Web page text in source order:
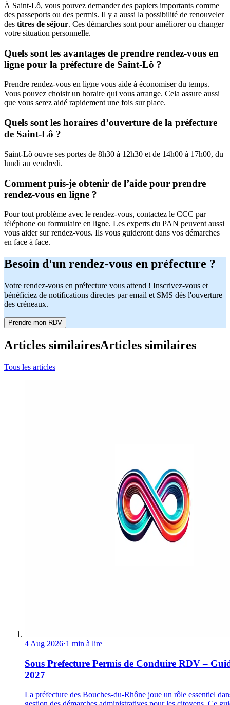
À Saint-Lô, vous pouvez demander des papiers importants comme
des passeports ou des permis. Il y a aussi la possibilité de renouveler
des titres de séjour. Ces démarches sont pour améliorer ou changer
votre situation personnelle.
Quels sont les avantages de prendre rendez-vous en
ligne pour la préfecture de Saint-Lô ?
Prendre rendez-vous en ligne vous aide à économiser du temps.
Vous pouvez choisir un horaire qui vous arrange. Cela assure aussi
que vous serez aidé rapidement une fois sur place.
Quels sont les horaires d’ouverture de la préfecture
de Saint-Lô ?
Saint-Lô ouvre ses portes de 8h30 à 12h30 et de 14h00 à 17h00, du
lundi au vendredi.
Comment puis-je obtenir de l’aide pour prendre
rendez-vous en ligne ?
Pour tout problème avec le rendez-vous, contactez le CCC par
téléphone ou formulaire en ligne. Les experts du PAN peuvent aussi
vous aider sur rendez-vous. Ils vous guideront dans vos démarches
en face à face.
Besoin d'un rendez-vous en préfecture ?
Votre rendez-vous en préfecture vous attend ! Inscrivez-vous et
bénéficiez de notifications directes par email et SMS dès l'ouverture
des créneaux.
Prendre mon RDV
Articles similairesArticles similaires
Tous les articles
4 Aug 2026·1 min à lire
Sous Prefecture Permis de Conduire RDV –
2027
La préfecture des Bouches-du-Rhône joue un rôle essentiel